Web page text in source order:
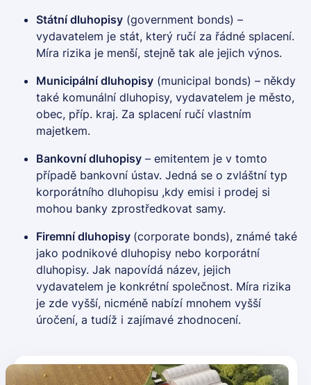
Státní dluhopisy (government bonds) –
vydavatelem je stát, který ručí za řádné splacení.
Míra rizika je menší, stejně tak ale jejich výnos.
Municipálnídluhopisy (municipal bonds) – někdy
také komunální dluhopisy, vydavatelem je město,
obec, příp. kraj. Za splacení ručí vlastním
majetkem.
Bankovnídluhopisy – emitentem je v tomto
případě bankovní ústav. Jedná se o zvláštní typ
korporátního dluhopisu ,kdy emisi i prodej si
mohou banky zprostředkovat samy.
Firemní dluhopisy (corporate bonds), známé také
jako podnikové dluhopisy nebo korporátní
dluhopisy. Jak napovídá název, jejich
vydavatelem je konkrétní společnost. Míra rizika
je zde vyšší, nicméně nabízí mnohem vyšší
úročení, a tudíž i zajímavé zhodnocení.